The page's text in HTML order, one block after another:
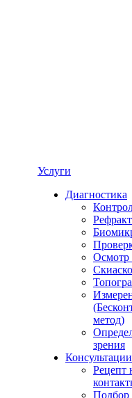
Услуги
Диагностика
Осмотр
метод)
зрения
Рецепт
Подбор